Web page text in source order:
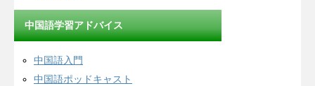
中国語学習アドバイス
中国語入門
中国語ポッドキャスト